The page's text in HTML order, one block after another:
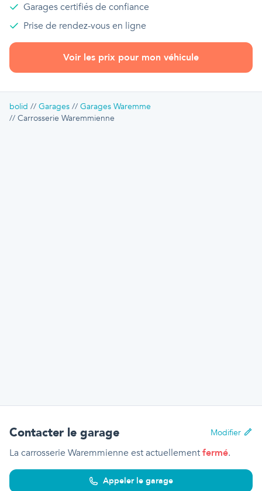
Garages certifiés de confiance
Prise de rendez-vous en ligne
Voir les prix pour mon véhicule
bolid Garages
Garages Waremme
Carrosserie Waremmienne
Contacter le garage Modifier
La carrosserie Waremmienne est actuellementfermé.
Appeler le garage